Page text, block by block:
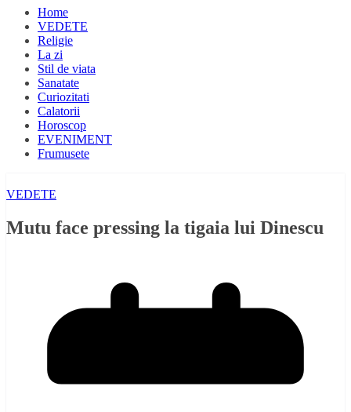
Home
VEDETE
Religie
La zi
Stil de viata
Sanatate
Curiozitati
Calatorii
Horoscop
EVENIMENT
Frumusete
VEDETE
Mutu face pressing la tigaia lui Dinescu